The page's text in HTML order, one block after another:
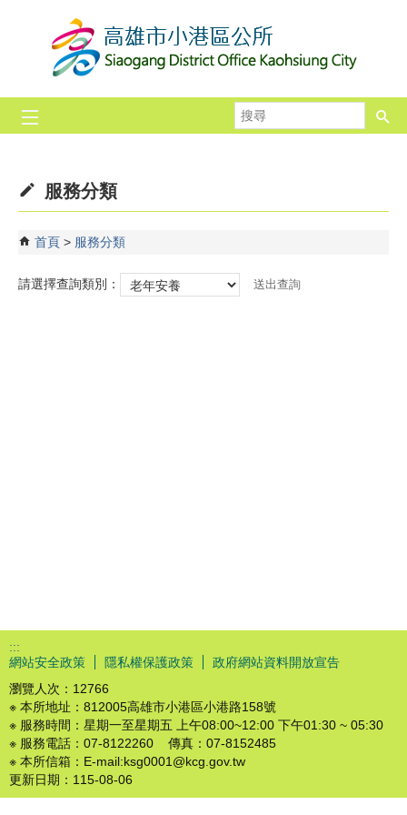
跳到主要內容區塊
尋
服務分類
首頁 服務分類
請選擇查詢類別：
:::
網站安全政策
隱私權保護政策
政府網站資料開放宣告
瀏覽人次： 12766
※ 本所地址：812005高雄市小港區小港路158號
※ 服務時間：星期一至星期五 上午08:00~12:00 下午01:30 ~ 05:30
※ 服務電話：07-8122260 傳真：07-8152485
※ 本所信箱：E-mail:ksg0001@kcg.gov.tw
更新日期： 115-08-06